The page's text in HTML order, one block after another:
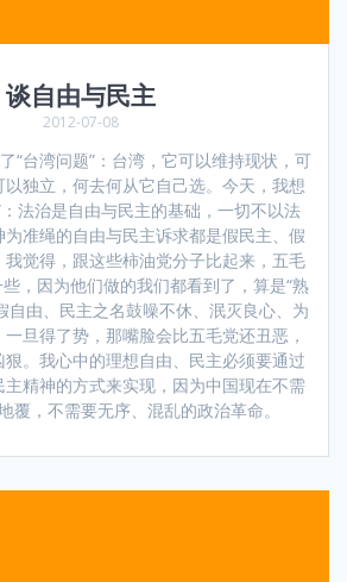
谈自由与民主
2012-07-08
“台湾问题”：台湾，它可以维持现状，可
独立，何去何从它自己选。今天，我想
：法治是自由与民主的基础，一切不以法
准绳的自由与民主诉求都是假民主、假
我觉得，跟这些柿油党分子比起来，五毛
，因为他们做的我们都看到了，算是“熟
自由、民主之名鼓噪不休、泯灭良心、为
旦得了势，那嘴脸会比五毛党还丑恶，
。我心中的理想自由、民主必须要通过
精神的方式来实现，因为中国现在不需
覆，不需要无序、混乱的政治革命。